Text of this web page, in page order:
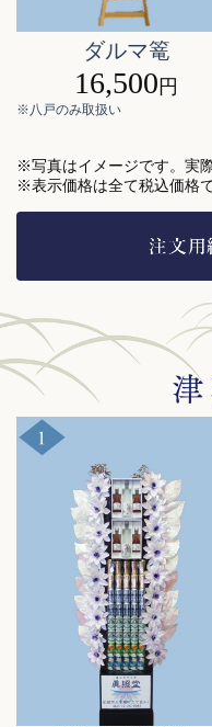
ダルマ篭
16,500 円
※八戸のみ取扱い
※写真はイメージです。実
※表示価格は全て税込価格で